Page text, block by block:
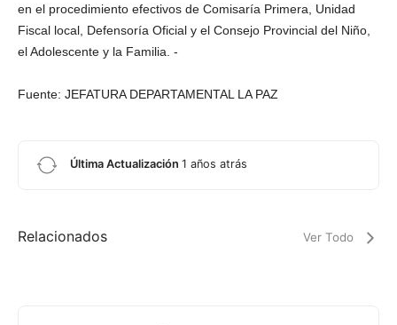
en el procedimiento efectivos de Comisaría Primera, Unidad
Fiscal local, Defensoría Oficial y el Consejo Provincial del Niño,
el Adolescente y la Familia. -
Fuente: JEFATURA DEPARTAMENTAL LA PAZ
Última Actualización 1 años atrás
Relacionados Ver Todo